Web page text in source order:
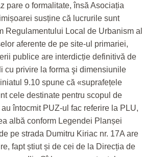
pare o formalitate, însă Asociația
susține că lucrurile sunt
Regulamentului Local de Urbanism al
aferente de pe site-ul primariei,
publice are interdicție definitivă de
cu privire la forma şi dimensiunile
9.10 spune că «suprafețele
cele destinate pentru scopul de
întocmit PUZ-ul fac referire la PLU,
albă conform Legendei Planșei
pe strada Dumitru Kiriac nr. 17A are
fapt știut și de cei de la Direcția de